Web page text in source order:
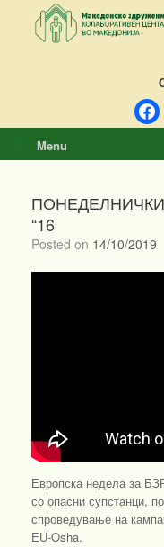
content
Menu
“16
Posted on 14/10/2019
Европска недела за
со опасни супстанци,
спроведување на
EU-Osha.